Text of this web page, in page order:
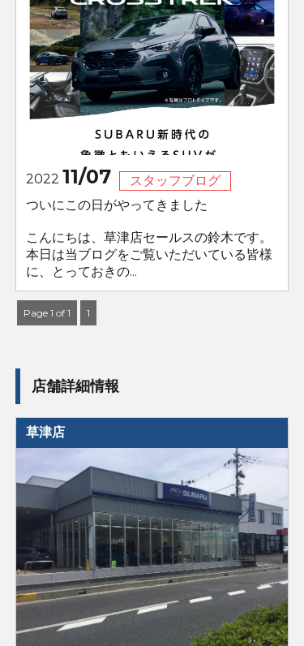
2022 11/07
スタッフブログ
ついにこの日がやってきました
こんにちは、草津店セールスの鈴木です。
本日は当ブログをご覧いただいている皆様
に、とっておきの...
Page 1 of 1 1
店舗詳細情報
草津店